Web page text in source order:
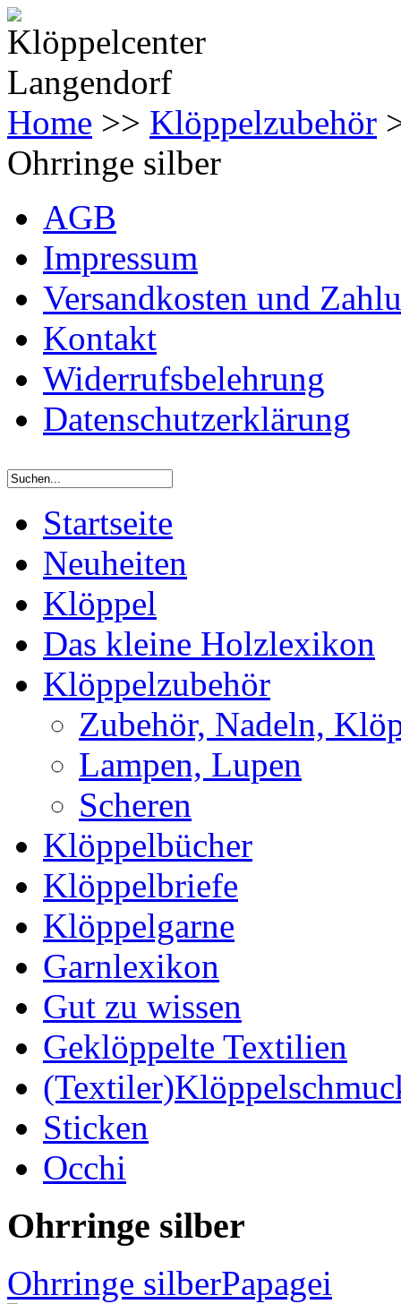
Home >> Klöppelzubehör
Ohrringe silber
AGB
Impressum
Versandkosten und
Kontakt
Widerrufsbelehrung
Datenschutzerklärung
Startseite
Neuheiten
Klöppel
Das kleine Holzlexikon
Klöppelzubehör
Zubehör, Nadeln,
Lampen, Lupen
Scheren
Klöppelbücher
Klöppelbriefe
Klöppelgarne
Garnlexikon
Gut zu wissen
Geklöppelte Textilien
Sticken
Occhi
Ohrringe silber
Ohrringe silberPapagei